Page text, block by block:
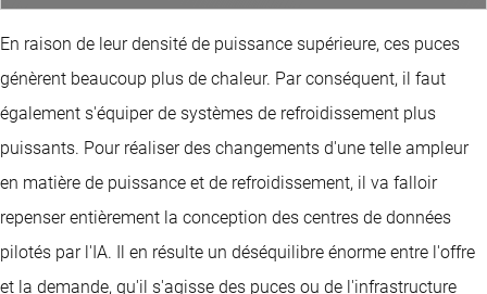
En raison de leur densité de puissance supérieure, ces puces
génèrent beaucoup plus de chaleur. Par conséquent, il faut
également s'équiper de systèmes de refroidissement plus
puissants. Pour réaliser des changements d'une telle ampleur
en matière de puissance et de refroidissement, il va falloir
repenser entièrement la conception des centres de données
pilotés par l'IA. Il en résulte un déséquilibre énorme entre l'offre
et la demande, qu'il s'agisse des puces ou de l'infrastructure